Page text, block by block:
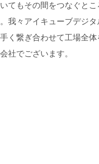
てもその間をつなぐとこ
我々アイキューブデジタ
く繋ぎ合わせて工場全
社でございます。